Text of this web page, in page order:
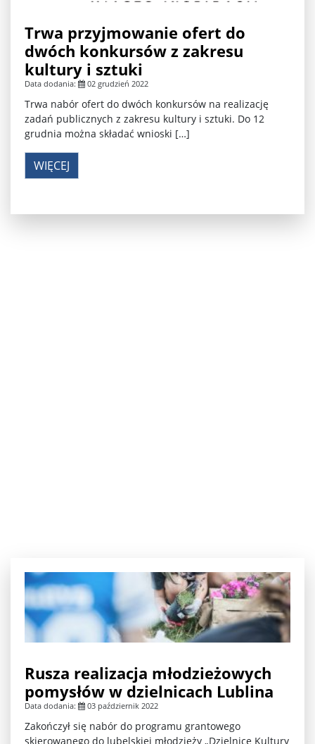
Trwa przyjmowanie ofert do
dwóch konkursów z zakresu
kultury i sztuki
Data dodania: 02 grudzień 2022
Trwa nabór ofert do dwóch konkursów na realizację
zadań publicznych z zakresu kultury i sztuki. Do 12
grudnia można składać wnioski […]
WIĘCEJ
Rusza realizacja młodzieżowych
pomysłów w dzielnicach Lublina
Data dodania: 03 październik 2022
Zakończył się nabór do programu grantowego
skierowanego do lubelskiej młodzieży „Dzielnice Kultury